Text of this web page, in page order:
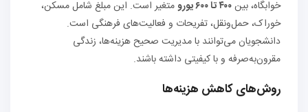
خوابگاه، بین۴۰۰ تا ۶۰۰ یورو
متغیر است. این مبلغ شامل مسکن،
خوراک، حمل‌ونقل، تفریحات و فعالیت‌های فرهنگی است.
دانشجویان می‌توانند با مدیریت صحیح هزینه‌ها، زندگی
مقرون‌به‌صرفه و با کیفیتی داشته باشند.
روش‌های کاهش هزینه‌ها